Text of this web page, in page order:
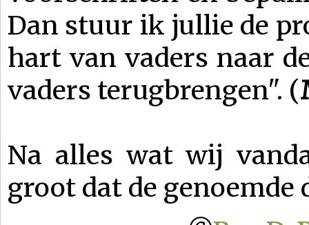
Dan stuur ik jullie de
hart van vaders naar
vaders terugbrengen". (
Na alles wat wij
groot dat de